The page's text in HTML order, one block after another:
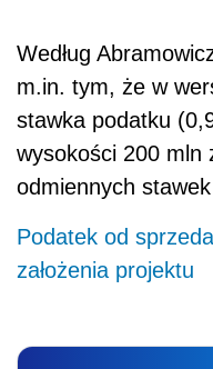
Według
m.in. tym, że w
stawka podatku
wysokości 200 mln
odmiennych
Podatek od
założenia projektu